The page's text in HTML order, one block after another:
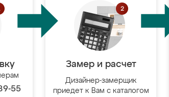
55
Замер и расчет
Дизайнер-замерщик
приедет к Вам с каталогом